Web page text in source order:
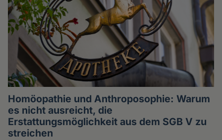
Homöopathie und Anthroposophie: Warum
es nicht ausreicht, die
Erstattungsmöglichkeit aus dem SGB V zu
streichen